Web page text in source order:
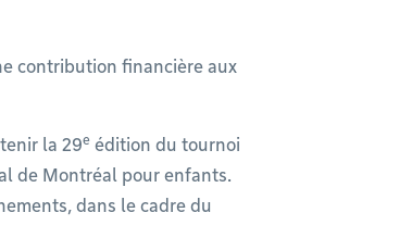
contribution financière aux
la 29e édition du tournoi
de Montréal pour enfants.
dans le cadre du